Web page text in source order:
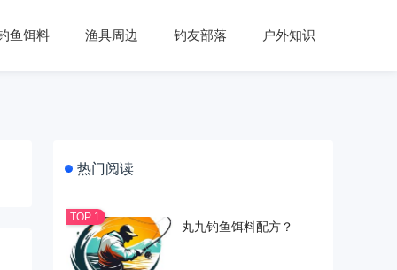
鱼饵料 渔具周边 钓友部落 户外知识
热门阅读
丸九钓鱼饵料配方？